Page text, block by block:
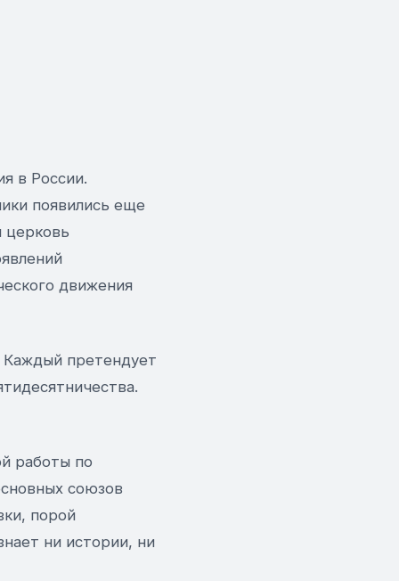
в России.
появились еще
церковь
движения
Каждый претендует
работы по
союзов
порой
ни истории, ни